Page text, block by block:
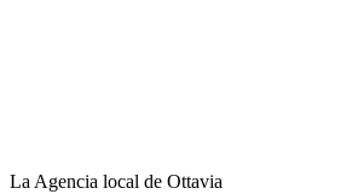
La Agencia local de Ottavia